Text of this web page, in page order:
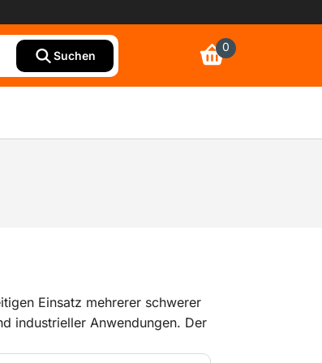
Suchen
0
Einsatz mehrerer schwerer
industrieller Anwendungen. Der